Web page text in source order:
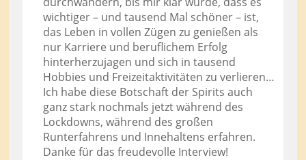
wichtiger – und tausend Mal schöner – ist,
das Leben in vollen Zügen zu genießen als
nur Karriere und beruflichem Erfolg
hinterherzujagen und sich in tausend
Hobbies und Freizeitaktivitäten zu verlieren…
Ich habe diese Botschaft der Spirits auch
ganz stark nochmals jetzt während des
Lockdowns, während des großen
Runterfahrens und Innehaltens erfahren.
Danke für das freudevolle Interview!